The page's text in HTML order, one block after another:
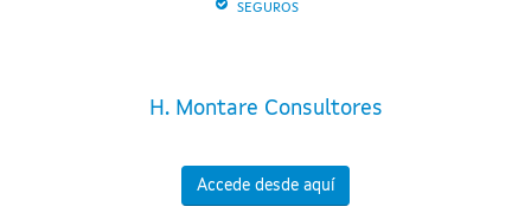
SEGUROS
H. Montare Consultores
Accede desde aquí